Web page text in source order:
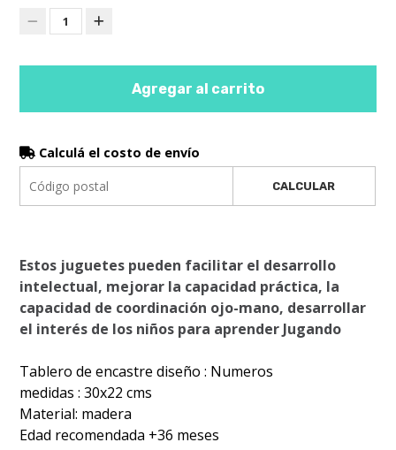
1
Agregar al carrito
Calculá el costo de envío
CALCULAR
Estos juguetes pueden facilitar el desarrollo
intelectual, mejorar la capacidad práctica, la
capacidad de coordinación ojo-mano, desarrollar
el interés de los niños para aprender Jugando
Tablero de encastre diseño : Numeros
medidas : 30x22 cms
Material: madera
Edad recomendada +36 meses